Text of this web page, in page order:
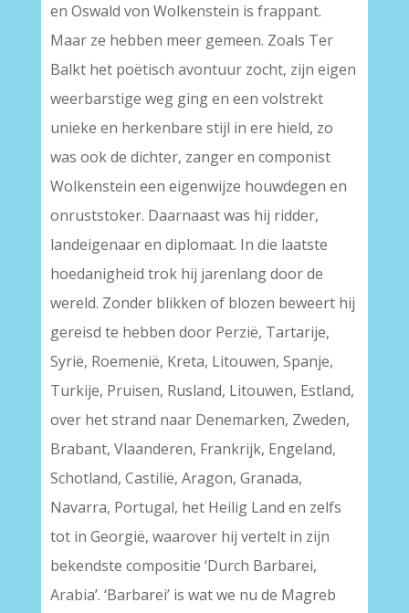
en Oswald von Wolkenstein is frappant.
Maar ze hebben meer gemeen. Zoals Ter
Balkt het poëtisch avontuur zocht, zijn eigen
weerbarstige weg ging en een volstrekt
unieke en herkenbare stijl in ere hield, zo
was ook de dichter, zanger en componist
Wolkenstein een eigenwijze houwdegen en
onruststoker. Daarnaast was hij ridder,
landeigenaar en diplomaat. In die laatste
hoedanigheid trok hij jarenlang door de
wereld. Zonder blikken of blozen beweert hij
gereisd te hebben door Perzië, Tartarije,
Syrië, Roemenië, Kreta, Litouwen, Spanje,
Turkije, Pruisen, Rusland, Litouwen, Estland,
over het strand naar Denemarken, Zweden,
Brabant, Vlaanderen, Frankrijk, Engeland,
Schotland, Castilië, Aragon, Granada,
Navarra, Portugal, het Heilig Land en zelfs
tot in Georgië, waarover hij vertelt in zijn
bekendste compositie ‘Durch Barbarei,
Arabia’. ‘Barbarei’ is wat we nu de Magreb